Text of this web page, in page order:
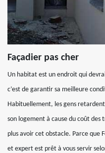
Façadier pas cher
Un habitat est un endroit qui
c’est de garantir sa meilleure
Habituellement, les gens
son logement à cause du coût des
plus avoir cet obstacle. Parce que
et expert est prêt à vous servir